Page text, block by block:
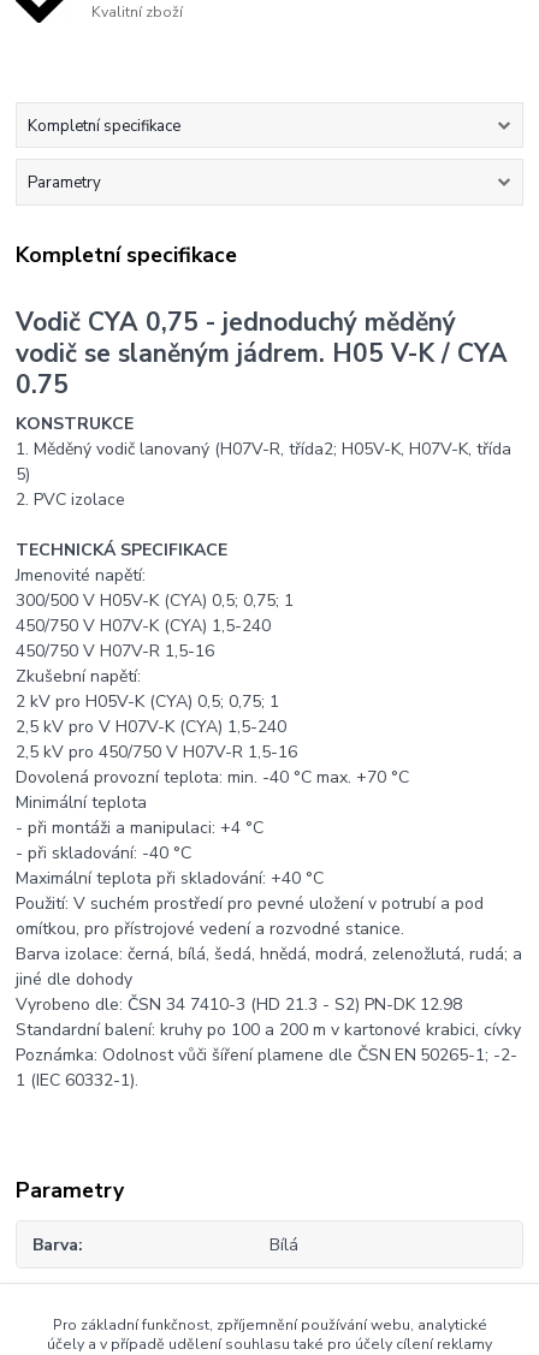
Kvalitní zboží
Kompletní specifikace
Parametry
Kompletní specifikace
Vodič CYA 0,75 - jednoduchý měděný
vodič se slaněným jádrem. H05 V-K / CYA
0.75
KONSTRUKCE
1. Měděný vodič lanovaný (H07V-R, třída2; H05V-K, H07V-K, třída
5)
2. PVC izolace
TECHNICKÁ SPECIFIKACE
Jmenovité napětí:
300/500 V H05V-K (CYA) 0,5; 0,75; 1
450/750 V H07V-K (CYA) 1,5-240
450/750 V H07V-R 1,5-16
Zkušební napětí:
2 kV pro H05V-K (CYA) 0,5; 0,75; 1
2,5 kV pro V H07V-K (CYA) 1,5-240
2,5 kV pro 450/750 V H07V-R 1,5-16
Dovolená provozní teplota: min. -40 °C max. +70 °C
Minimální teplota
- při montáži a manipulaci: +4 °C
- při skladování: -40 °C
Maximální teplota při skladování: +40 °C
Použití: V suchém prostředí pro pevné uložení v potrubí a pod
omítkou, pro přístrojové vedení a rozvodné stanice.
Barva izolace: černá, bílá, šedá, hnědá, modrá, zelenožlutá, rudá; a
jiné dle dohody
Vyrobeno dle: ČSN 34 7410-3 (HD 21.3 - S2) PN-DK 12.98
Standardní balení: kruhy po 100 a 200 m v kartonové krabici, cívky
Poznámka: Odolnost vůči šíření plamene dle ČSN EN 50265-1; -2-
1 (IEC 60332-1).
Parametry
Barva Bílá
Zboží zařazeno v kategoriích
Pro základní funkčnost, zpříjemnění používání webu, analytické
účely a v případě udělení souhlasu také pro účely cílení reklamy